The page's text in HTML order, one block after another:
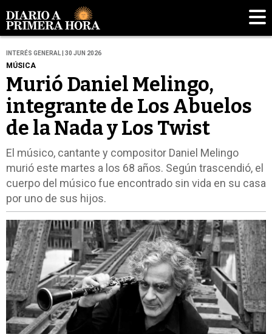
INTERÉS GENERAL | 30 JUN 2026
MÚSICA
Murió Daniel Melingo,
integrante de Los Abuelos
de la Nada y Los Twist
El músico, cantante y compositor Daniel Melingo
murió este martes a los 68 años. Según trascendió, el
cuerpo del músico fue encontrado sin vida en su casa
por uno de sus hijos.